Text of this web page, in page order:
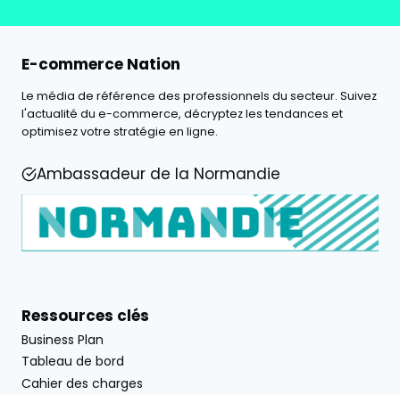
E-commerce Nation
Le média de référence des professionnels du secteur. Suivez
l'actualité du e-commerce, décryptez les tendances et
optimisez votre stratégie en ligne.
Ambassadeur de la Normandie
Ressources clés
Business Plan
Tableau de bord
Cahier des charges